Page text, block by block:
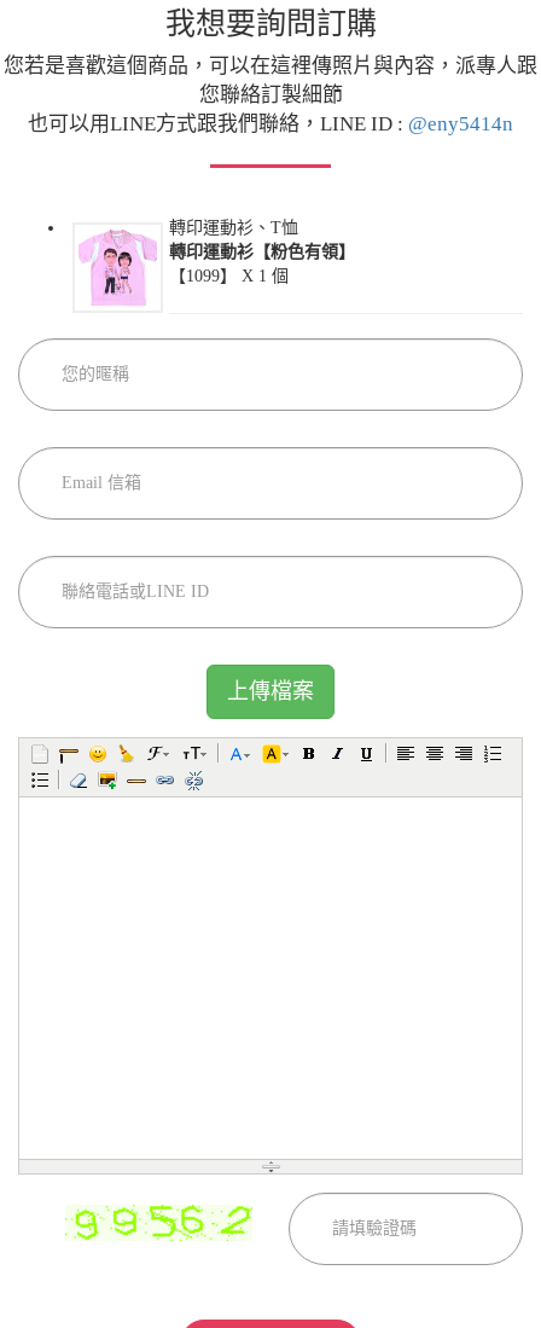
我想要詢問訂購
您若是喜歡這個商品，可以在這裡傳照片與內容，派專人跟
您聯絡訂製細節
也可以用LINE方式跟我們聯絡，LINE ID : @eny5414n
轉印運動衫、T恤
轉印運動衫【粉色有領】
【1099】 X 1 個